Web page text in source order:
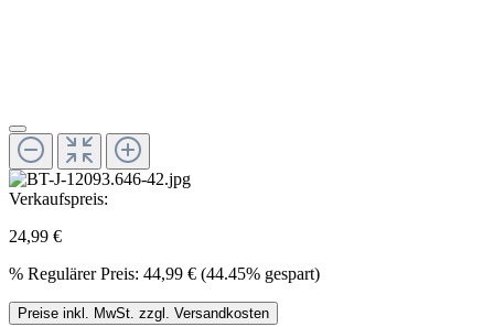
Verkaufspreis:
24,99 €
% Regulärer Preis: 44,99 € (44.45% gespart)
Preise inkl. MwSt. zzgl. Versandkosten